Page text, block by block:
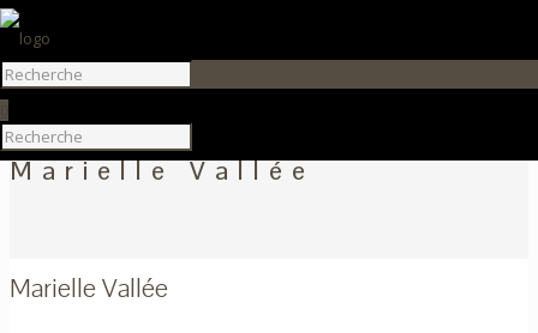
Marielle Vallée
Marielle Vallée